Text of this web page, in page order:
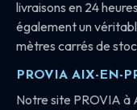
livraisons en 24
également un
mètres carrés de
PROVIA AIX-EN-
Notre site PROVIA